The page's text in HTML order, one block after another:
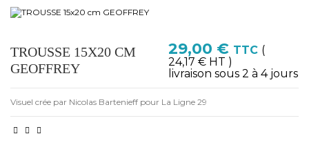
TROUSSE 15X20 CM
GEOFFREY
29,00 € TTC (
24,17 € HT )
livraison sous 2 à 4 jours
Visuel crée par Nicolas Bartenieff pour La Ligne 29